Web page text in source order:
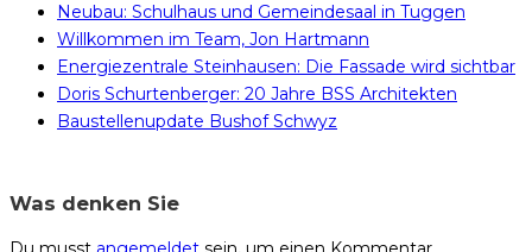
Neubau: Schulhaus und Gemeindesaal in Tuggen
Willkommen im Team, Jon Hartmann
Energiezentrale Steinhausen: Die Fassade wird sichtbar
Doris Schurtenberger: 20 Jahre BSS Architekten
Baustellenupdate Bushof Schwyz
Was denken Sie